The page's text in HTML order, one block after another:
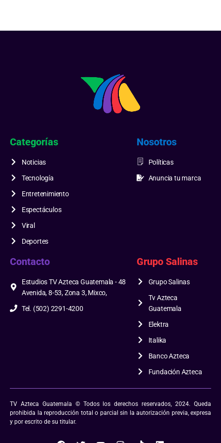
Categorías
Noticias
Tecnología
Entretenimiento
Espectáculos
Viral
Deportes
Nosotros
Políticas
Anuncia tu marca
Contacto
Estudios TV Azteca Guatemala - 48
Avenida, 8-53, Zona 3, Mixco,
Tel. (502) 2291-4200
Grupo Salinas
Grupo Salinas
Tv Azteca
Guatemala
Elektra
Italika
Banco Azteca
Fundación Azteca
TV Azteca Guatemala © Todos los derechos reservados, 2024. Queda
prohibida la reproducción total o parcial sin la autorización previa, expresa
y por escrito de su titular.